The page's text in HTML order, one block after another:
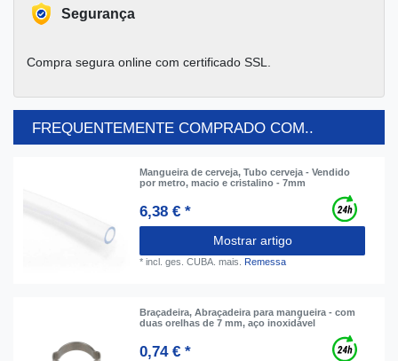
Segurança
Compra segura online com certificado SSL.
FREQUENTEMENTE COMPRADO COM..
Mangueira de cerveja, Tubo cerveja - Vendido
por metro, macio e cristalino - 7mm
6,38 € *
Mostrar artigo
*incl. ges. CUBA. mais. Remessa
Braçadeira, Abraçadeira para mangueira - com
duas orelhas de 7 mm, aço inoxidável
0,74 € *